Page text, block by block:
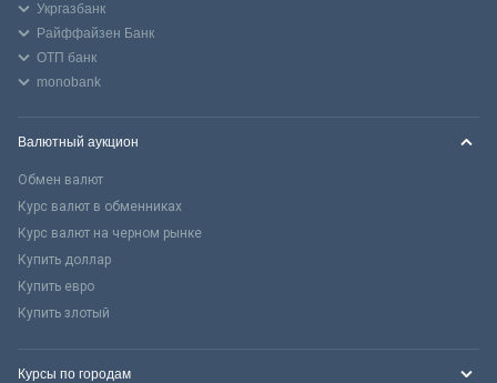
Укргазбанк
Райффайзен Банк
ОТП банк
monobank
Валютный аукцион
Обмен валют
Курс валют в обменниках
Курс валют на черном рынке
Купить доллар
Купить евро
Купить злотый
Курсы по городам